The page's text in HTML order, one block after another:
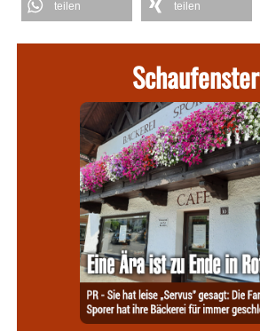
teilen teilen
Schaufenster